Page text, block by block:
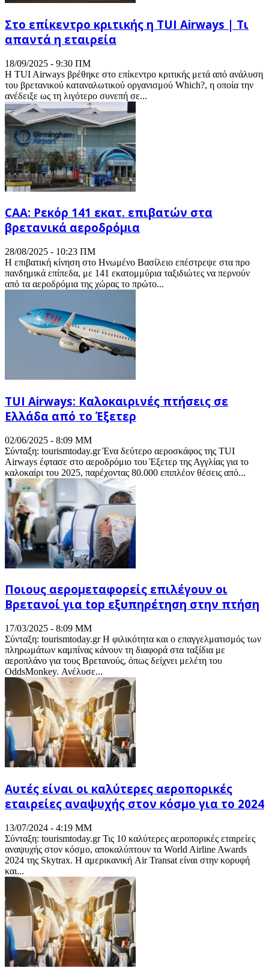
Στο επίκεντρο κριτικής η TUI Airways | Τι
απαντά η εταιρεία
18/09/2025 - 9:30 ΠΜ
Η TUI Airways βρέθηκε στο επίκεντρο κριτικής μετά από ανάλυση
του βρετανικού καταναλωτικού οργανισμού Which?, η οποία την
ανέδειξε ως τη λιγότερο συνεπή σε...
CAA: Ρεκόρ 141 εκατ. επιβατών στα
βρετανικά αεροδρόμια
28/08/2025 - 10:23 ΠΜ
Η επιβατική κίνηση στο Ηνωμένο Βασίλειο επέστρεψε στα προ
πανδημικά επίπεδα, με 141 εκατομμύρια ταξιδιώτες να περνούν
από τα αεροδρόμια της χώρας το πρώτο...
TUI Airways: Καλοκαιρινές πτήσεις σε
Ελλάδα από το Έξετερ
02/06/2025 - 8:09 ΜΜ
Σύνταξη: tourismtoday.gr Ένα δεύτερο αεροσκάφος της TUI
Airways έφτασε στο αεροδρόμιο του Έξετερ της Αγγλίας για το
καλοκαίρι του 2025, παρέχοντας 80.000 επιπλέον θέσεις από...
Ποιους αερομεταφορείς επιλέγουν οι
Βρετανοί για top εξυπηρέτηση στην πτήση
17/03/2025 - 8:09 ΜΜ
Σύνταξη: tourismtoday.gr Η φιλικότητα και ο επαγγελματισμός των
πληρωμάτων καμπίνας κάνουν τη διαφορά στα ταξίδια με
αεροπλάνο για τους Βρετανούς, όπως δείχνει μελέτη του
OddsMonkey. Ανέλυσε...
Αυτές είναι οι καλύτερες αεροπορικές
εταιρείες αναψυχής στον κόσμο για το 2024
13/07/2024 - 4:19 ΜΜ
Σύνταξη: tourismtoday.gr Τις 10 καλύτερες αεροπορικές εταιρείες
αναψυχής στον κόσμο, αποκαλύπτουν τα World Airline Awards
2024 της Skytrax. Η αμερικανική Air Transat είναι στην κορυφή
και...